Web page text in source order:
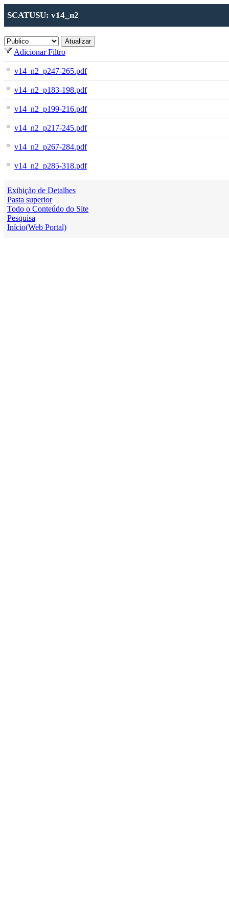
SCATUSU: v14_n2
Adicionar Filtro
v14_n2_p247-265.pdf
v14_n2_p183-198.pdf
v14_n2_p199-216.pdf
v14_n2_p217-245.pdf
v14_n2_p267-284.pdf
v14_n2_p285-318.pdf
Exibição de Detalhes
Pasta superior
Todo o Conteúdo do Site
Pesquisa
Início(Web Portal)